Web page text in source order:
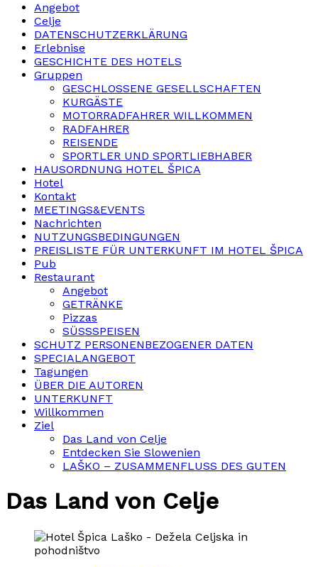
Angebot
Celje
DATENSCHUTZERKLÄRUNG
Erlebnise
GESCHICHTE DES HOTELS
Gruppen
GESCHLOSSENE GESELLSCHAFTEN
KURGÄSTE
MOTORRADFAHRER WILLKOMMEN
RADFAHRER
REISENDE
SPORTLER UND SPORTLIEBHABER
HAUSORDNUNG HOTEL ŠPICA
Hotel
Kontakt
MEETINGS&EVENTS
Nachrichten
NUTZUNGSBEDINGUNGEN
PREISLISTE FÜR UNTERKUNFT IM HOTEL ŠPICA
Pub
Restaurant
Angebot
GETRÄNKE
Pizzas
SÜSSSPEISEN
SCHUTZ PERSONENBEZOGENER DATEN
SPECIALANGEBOT
Tagungen
ÜBER DIE AUTOREN
UNTERKUNFT
Willkommen
Ziel
Das Land von Celje
Entdecken Sie Slowenien
LAŠKO – ZUSAMMENFLUSS DES GUTEN
Das Land von Celje